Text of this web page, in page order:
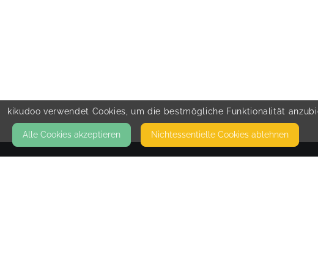
kikudoo verwendet Cookies, um die bestmögliche Funktionalität
Alle Cookies akzeptieren Nicht­essentielle Cookies ablehnen